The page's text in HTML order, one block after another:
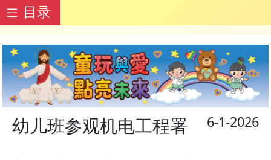
目录
6-1-2026
幼儿班参观机电工程署